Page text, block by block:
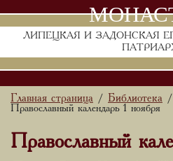
ЛИПЕЦКАЯ И ЗАДОНСКАЯ
Главная страница / Библиотека /
Православный календарь 1 ноября
Православный